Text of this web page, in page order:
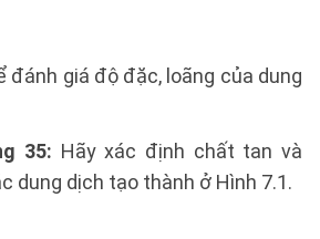
đánh giá độ đặc, loãng của dung
35: Hãy xác định chất tan và
dung dịch tạo thành ở Hình 7.1.